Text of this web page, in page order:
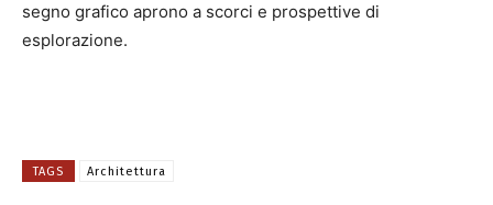
segno grafico aprono a scorci e prospettive di
esplorazione.
TAGS Architettura